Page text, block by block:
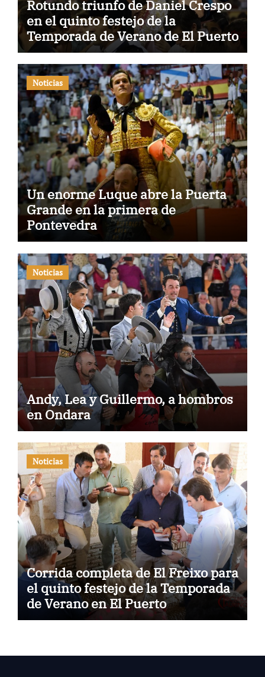
Rotundo triunfo de Daniel Crespo
en el quinto festejo de la
Temporada de Verano de El Puerto
Noticias
Un enorme Luque abre la Puerta
Grande en la primera de
Pontevedra
Noticias
Andy, Lea y Guillermo, a hombros
en Ondara
Noticias
Corrida completa de El Freixo para
el quinto festejo de la Temporada
de Verano en El Puerto